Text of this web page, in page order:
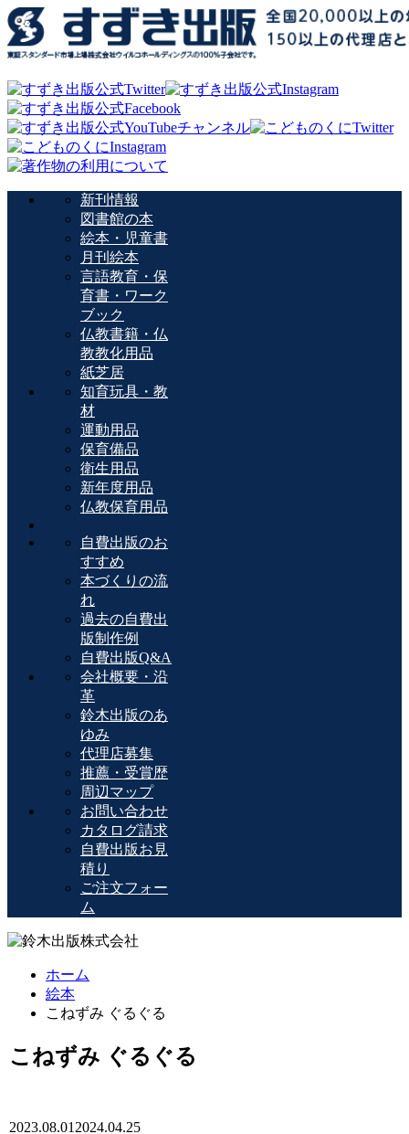
新刊情報
図書館の本
絵本・児童書
月刊絵本
言語教育・保
育書・ワーク
ブック
仏教書籍・仏
教教化用品
紙芝居
知育玩具・教
材
運動用品
保育備品
衛生用品
新年度用品
仏教保育用品
自費出版のお
すすめ
本づくりの流
れ
過去の自費出
版制作例
自費出版Q&A
会社概要・沿
革
鈴木出版のあ
ゆみ
代理店募集
推薦・受賞歴
周辺マップ
お問い合わせ
カタログ請求
自費出版お見
積り
ご注文フォー
ム
ホーム
絵本
こねずみ ぐるぐる
こねずみ ぐるぐる
2023.08.012024.04.25